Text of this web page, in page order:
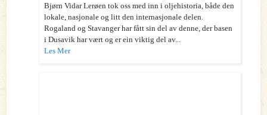
Bjørn Vidar Lerøen tok oss med inn i oljehistoria, både den
lokale, nasjonale og litt den internasjonale delen.
Rogaland og Stavanger har fått sin del av denne, der basen
i Dusavik har vært og er ein viktig del av...
Les Mer